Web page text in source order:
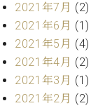
ェ
ッ
シ
ョ
ナ
ル
本
社
：
八
王
子
・
2021年7月 (2)
2021年6月 (1)
2021年5月 (4)
2021年4月 (2)
2021年3月 (1)
2021年2月 (2)